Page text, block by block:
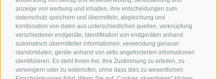
anzeige von werbung und inhalten, ihre entscheidungen zum
datenschutz speichern und übermitteln, abgleichung und
kombination von daten aus unterschiedlichen quellen, verknüpfung
verschiedener endgeräte, identifikation von endgeräten anhand
automatisch übermittelter informationen, verwendung genauer
standortdaten, geräte anhand von aktiv angeforderten informationen
identifizieren. Es steht Ihnen frei, Ihre Zustimmung zu erteilen, zu
verweigern oder zu widerrufen, ohne dass dies zu wesentlichen
Tiefster Punkt
357 m
Statistiken
Wegpunkte